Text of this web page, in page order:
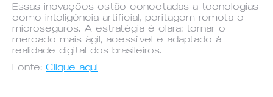
Essas inovações estão conectadas a tecnologias
como inteligência artificial, peritagem remota e
microseguros. A estratégia é clara: tornar o
mercado mais ágil, acessível e adaptado à
realidade digital dos brasileiros.
Fonte: Clique aqui